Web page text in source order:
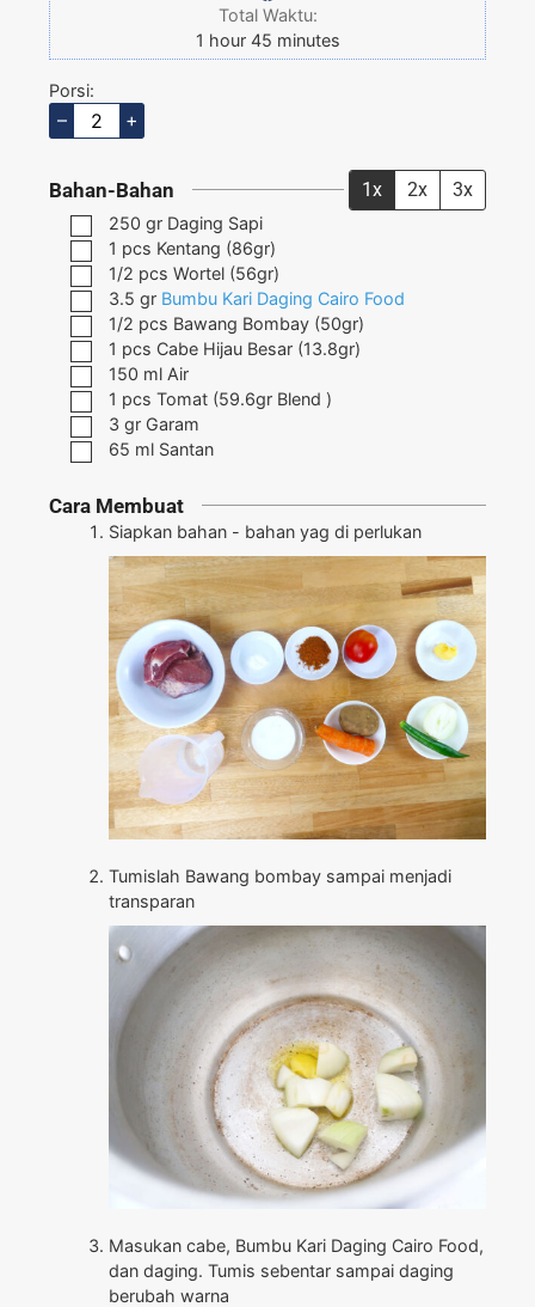
Total Waktu:
1 hour 45 minutes
Porsi:
– +
Bahan-Bahan 1x 2x 3x
250 gr Daging Sapi
1 pcs Kentang (86gr)
1/2 pcs Wortel (56gr)
3.5 gr Bumbu Kari Daging Cairo Food
1/2 pcs Bawang Bombay (50gr)
1 pcs Cabe Hijau Besar (13.8gr)
150 ml Air
1 pcs Tomat (59.6gr Blend )
3 gr Garam
65 ml Santan
Cara Membuat
Siapkan bahan - bahan yag di perlukan
Tumislah Bawang bombay sampai menjadi
transparan
Masukan cabe, Bumbu Kari Daging Cairo Food,
dan daging. Tumis sebentar sampai daging
berubah warna